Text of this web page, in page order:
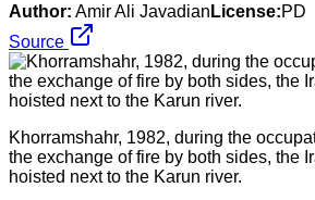
Author: Amir Ali Javadian License:PD
Source
Khorramshahr, 1982, during the
the exchange of fire by both sides, the
hoisted next to the Karun river.